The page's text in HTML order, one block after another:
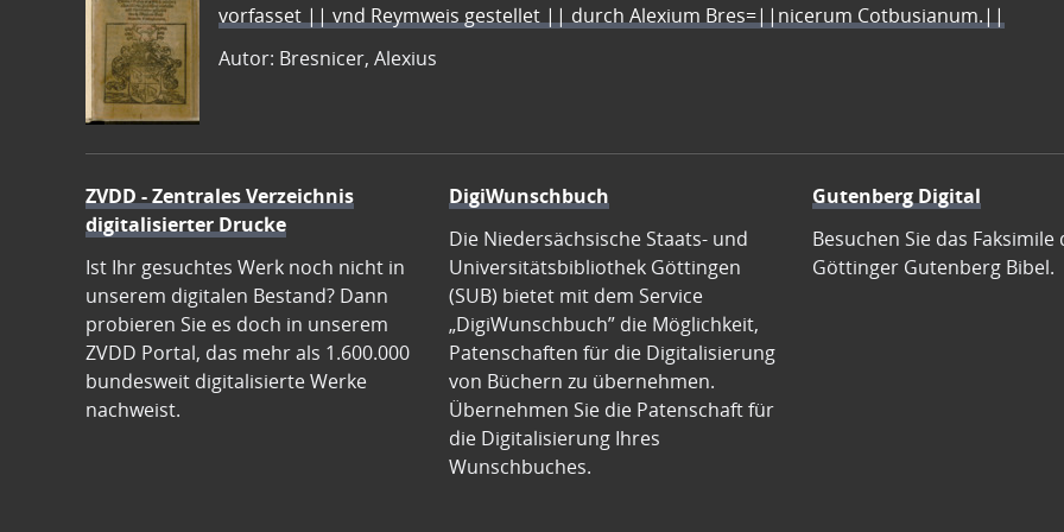
vorfasset || vnd Reymweis gestellet || durch Alexium Bres=||nicerum Cotbusianum.||
Autor: Bresnicer, Alexius
ZVDD - Zentrales Verzeichnis
digitalisierter Drucke
Ist Ihr gesuchtes Werk noch nicht in
unserem digitalen Bestand? Dann
probieren Sie es doch in unserem
ZVDD Portal, das mehr als 1.600.000
bundesweit digitalisierte Werke
nachweist.
DigiWunschbuch
Die Niedersächsische Staats- und
Universitätsbibliothek Göttingen
(SUB) bietet mit dem Service
„DigiWunschbuch” die Möglichkeit,
Patenschaften für die Digitalisierung
von Büchern zu übernehmen.
Übernehmen Sie die Patenschaft für
die Digitalisierung Ihres
Wunschbuches.
Gutenberg Digital
Besuchen Sie das Faksimile
Göttinger Gutenberg Bibel.